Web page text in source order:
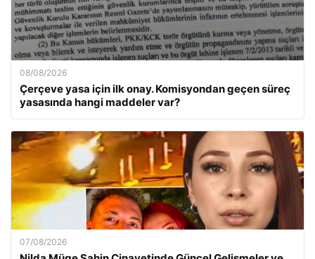
08/08/2026
Çerçeve yasa için ilk onay. Komisyondan geçen süreç
yasasında hangi maddeler var?
07/08/2026